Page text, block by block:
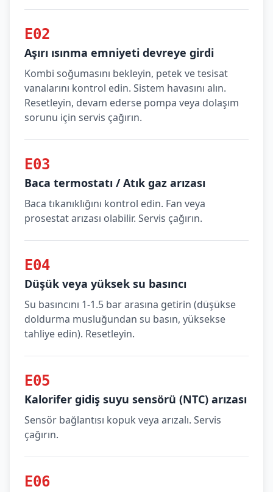
E02
Aşırı ısınma emniyeti devreye girdi
Kombi soğumasını bekleyin, petek ve tesisat
vanalarını kontrol edin. Sistem havasını alın.
Resetleyin, devam ederse pompa veya dolaşım
sorunu için servis çağırın.
E03
Baca termostatı / Atık gaz arızası
Baca tıkanıklığını kontrol edin. Fan veya
prosestat arızası olabilir. Servis çağırın.
E04
Düşük veya yüksek su basıncı
Su basıncını 1-1.5 bar arasına getirin (düşükse
doldurma musluğundan su basın, yüksekse
tahliye edin). Resetleyin.
E05
Kalorifer gidiş suyu sensörü (NTC) arızası
Sensör bağlantısı kopuk veya arızalı. Servis
çağırın.
E06